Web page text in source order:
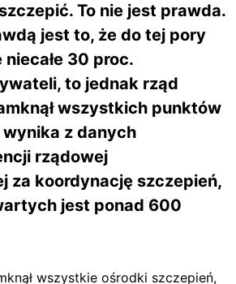
To nie jest prawda.
jest to, że do tej pory
niecałe 30 proc.
to jednak rząd
wszystkich punktów
z danych
rządowej
za koordynację szczepień,
jest ponad 600
wszystkie ośrodki szczepień,